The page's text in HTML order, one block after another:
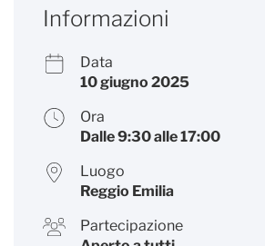
Informazioni
Data
10 giugno 2025
Ora
Dalle 9:30 alle 17:00
Luogo
Reggio Emilia
Partecipazione